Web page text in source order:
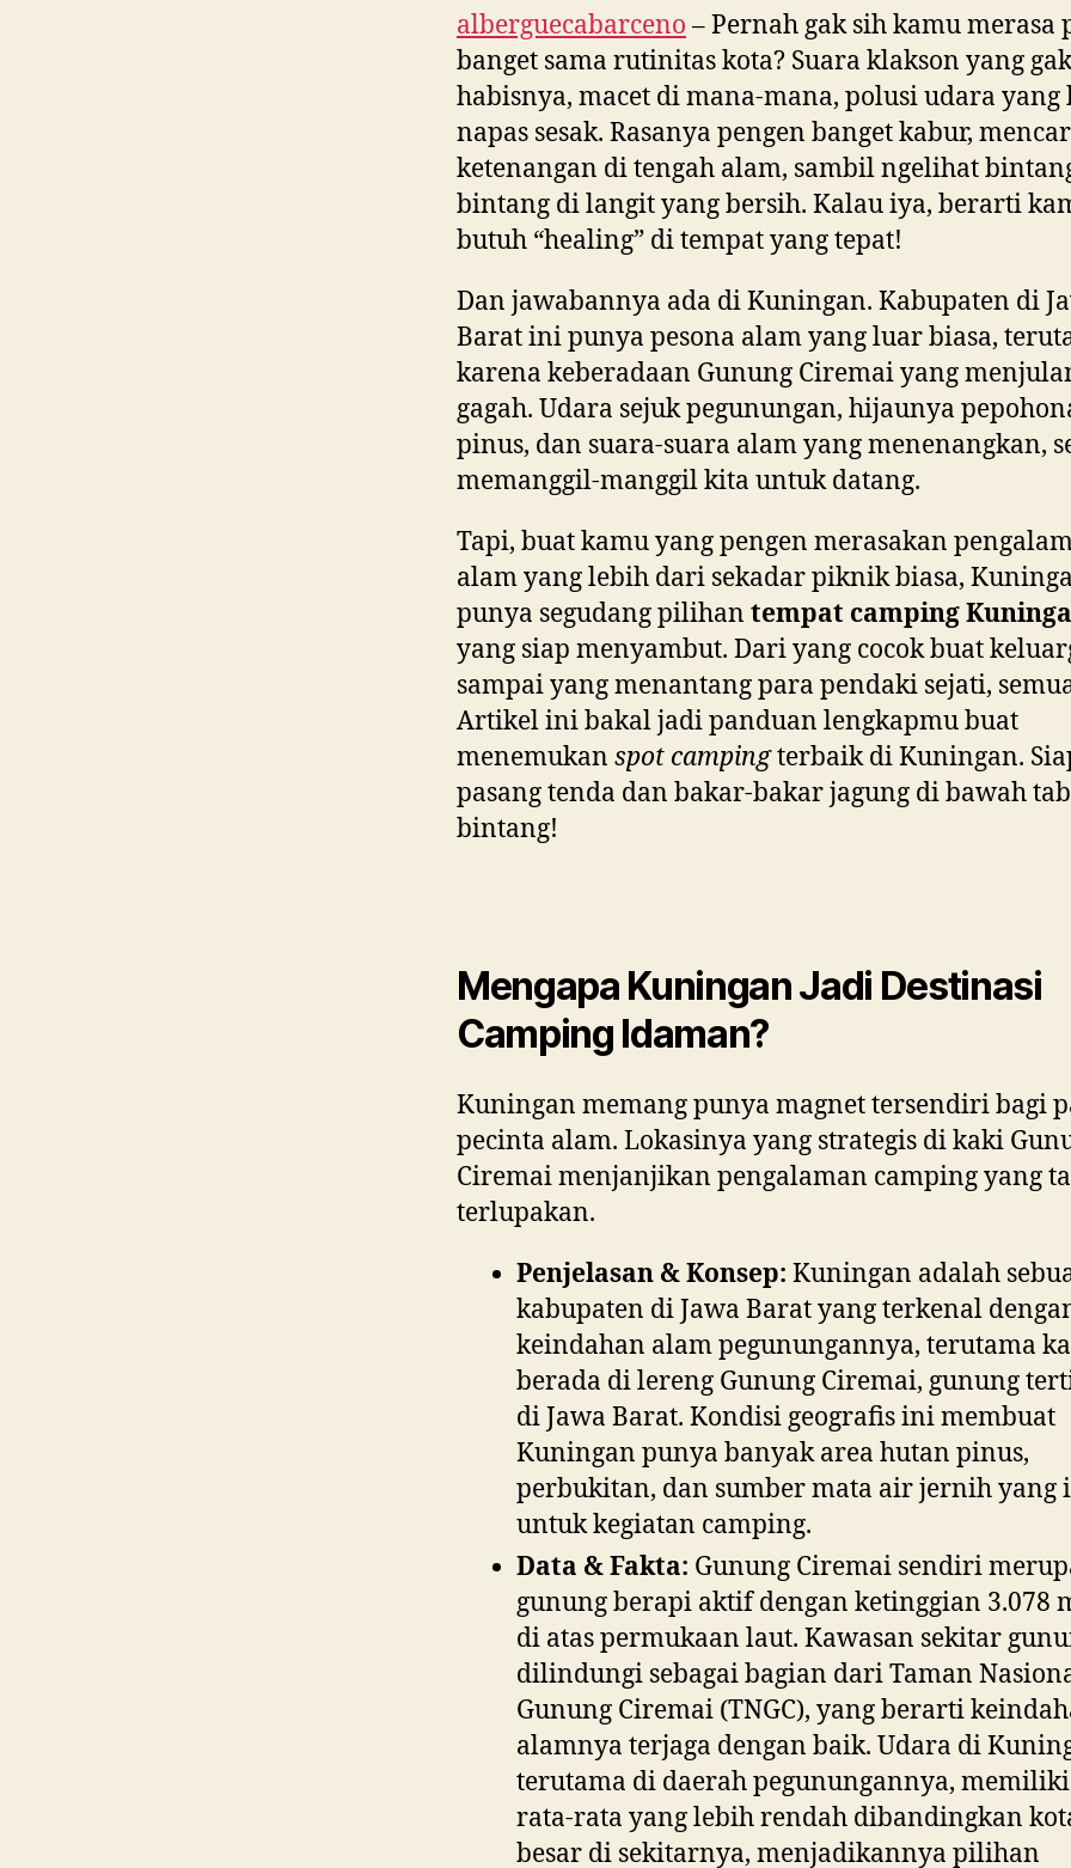
alberguecabarceno– Pernah gak sih kamu merasa
banget sama rutinitas kota? Suara klakson yang
habisnya, macet di mana-mana, polusi udara
napas sesak.
D
E
W
L
I
V
E
Rasanya pengen banget kabur,
ketenangan di tengah alam, sambil ngelihat
bintang di langit yang bersih. Kalau iya, berarti
butuh “healing” di tempat yang tepat!
Dan jawabannya ada di Kuningan. Kabupaten di
Barat ini punya pesona alam yang luar biasa,
karena keberadaan Gunung Ciremai yang
gagah. Udara sejuk pegunungan, hijaunya
pinus, dan suara-suara alam yang menenangkan,
memanggil-manggil kita untuk datang.
Tapi, buat kamu yang pengen merasakan
alam yang lebih dari sekadar piknik biasa,
punya segudang pilihan tempat camping
yang siap menyambut. Dari yang cocok buat
sampai yang menantang para pendaki sejati,
Artikel ini bakal jadi panduan lengkapmu buat
menemukan spot campingterbaik di Kuningan.
pasang tenda dan bakar-bakar jagung di bawah
bintang!
Mengapa Kuningan Jadi Destinasi
Camping Idaman?
Kuningan memang punya magnet tersendiri bagi
pecinta alam. Lokasinya yang strategis di kaki
Ciremai menjanjikan pengalaman camping yang
terlupakan.
Penjelasan & Konsep: Kuningan adalah
kabupaten di Jawa Barat yang terkenal
keindahan alam pegunungannya, terutama
berada di lereng Gunung Ciremai, gunung
di Jawa Barat. Kondisi geografis ini membuat
Kuningan punya banyak area hutan pinus,
perbukitan, dan sumber mata air jernih yang
untuk kegiatan camping.
Data & Fakta: Gunung Ciremai sendiri
gunung berapi aktif dengan ketinggian 3.078
di atas permukaan laut. Kawasan sekitar
dilindungi sebagai bagian dari Taman
Gunung Ciremai (TNGC), yang berarti
alamnya terjaga dengan baik. Udara di
terutama di daerah pegunungannya,
rata-rata yang lebih rendah dibandingkan
besar di sekitarnya, menjadikannya pilihan